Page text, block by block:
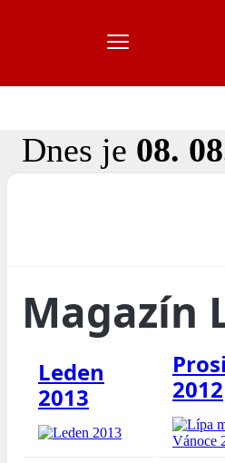
Dnes je 08.
Magazín
Leden
2013
2012